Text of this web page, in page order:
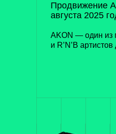
Продвижение
августа 2025
AKON — один из
и R’N’B